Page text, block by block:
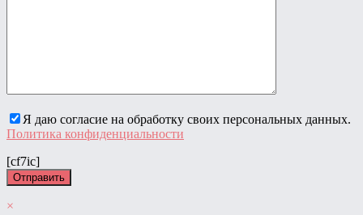
Я даю согласие на обработку своих персональных данных.
Политика конфиденциальности
[cf7ic]
×